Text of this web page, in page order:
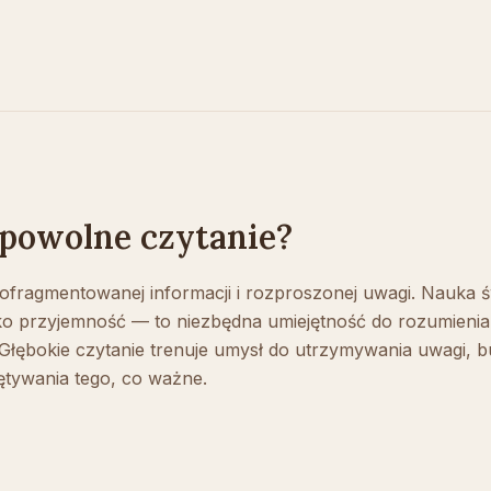
czytanie?
informacji i rozproszonej uwagi. Nauka
przyjemność — to niezbędna umiejętność do
czytanie trenuje umysł do utrzymywania uwagi,
tego, co ważne.